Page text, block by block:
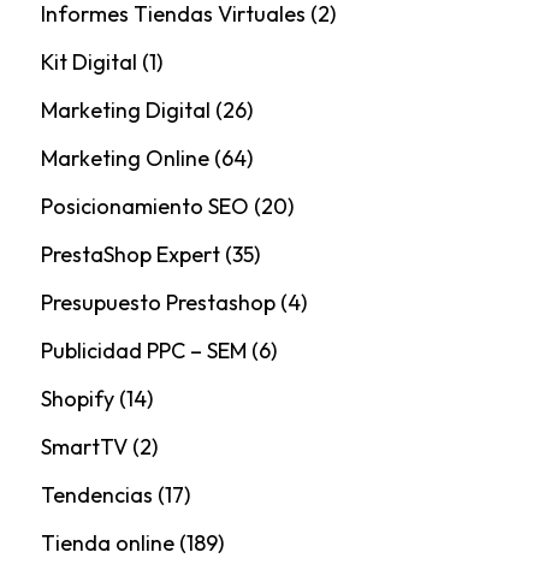
Informes Tiendas Virtuales (2)
Kit Digital (1)
Marketing Digital (26)
Marketing Online(64)
Posicionamiento SEO (20)
PrestaShop Expert(35)
Presupuesto Prestashop(4)
Publicidad PPC – SEM (6)
Shopify(14)
SmartTV(2)
Tendencias (17)
Tienda online(189)